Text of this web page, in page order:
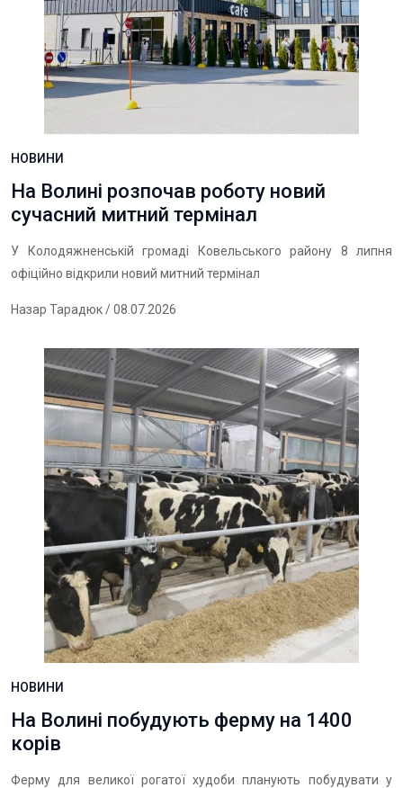
НОВИНИ
На Волині розпочав роботу новий
сучасний митний термінал
У Колодяжненській громаді Ковельського району 8 липня
офіційно відкрили новий митний термінал
Назар Тарадюк/ 08.07.2026
НОВИНИ
На Волині побудують ферму на 1400
корів
Ферму для великої рогатої худоби планують побудувати у